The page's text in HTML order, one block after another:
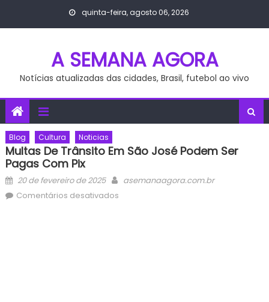
quinta-feira, agosto 06, 2026
A SEMANA AGORA
Notícias atualizadas das cidades, Brasil, futebol ao vivo
Blog Cultura Noticias
Multas De Trânsito Em São José Podem Ser
Pagas Com Pix
Posted
on
20 de fevereiro de 2025 Author
asemanaagora.com.br
Comentários desativadosem